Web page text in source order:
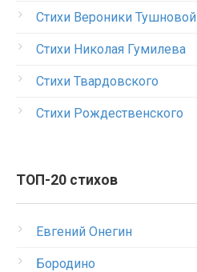
Стихи Вероники Тушновой
Стихи Николая Гумилева
Стихи Твардовского
Стихи Рождественского
ТОП-20 стихов
Евгений Онегин
Бородино